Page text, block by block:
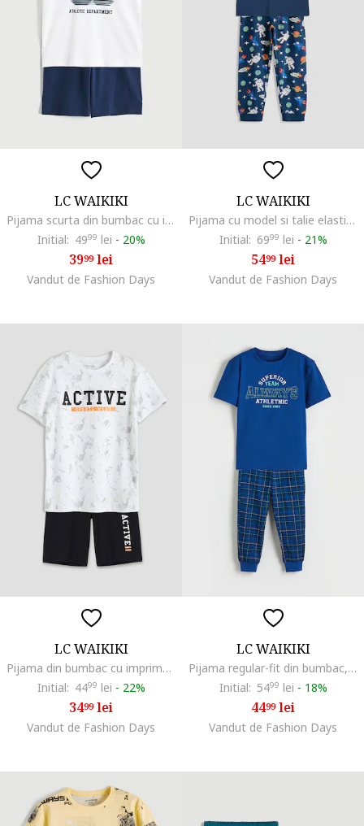
LC WAIKIKI
Pijama scurta din bumbac cu imprimeu text, Albastru inchis/Alb optic/Albastru petrol
Initial: 4999 lei - 20%
3999lei
Vandut de Fashion Days
LC WAIKIKI
Pijama cu model si talie elastica, Alb/Albastru inchis/Portocaliu neon
Initial: 6999 lei - 21%
5499lei
Vandut de Fashion Days
LC WAIKIKI
Pijama din bumbac cu imprimeu text, Alb/Negru
Initial: 4499 lei - 22%
3499lei
Vandut de Fashion Days
LC WAIKIKI
Pijama regular-fit din bumbac, Alb/Albastru royal
Initial: 5499 lei - 18%
4499lei
Vandut de Fashion Days